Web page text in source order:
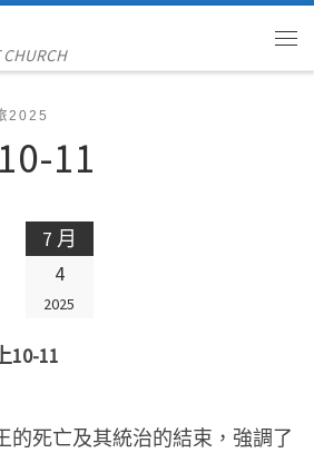
CHURCH
2025
11
7 月
4
2025
10-11
的死亡及其統治的結束，強調了